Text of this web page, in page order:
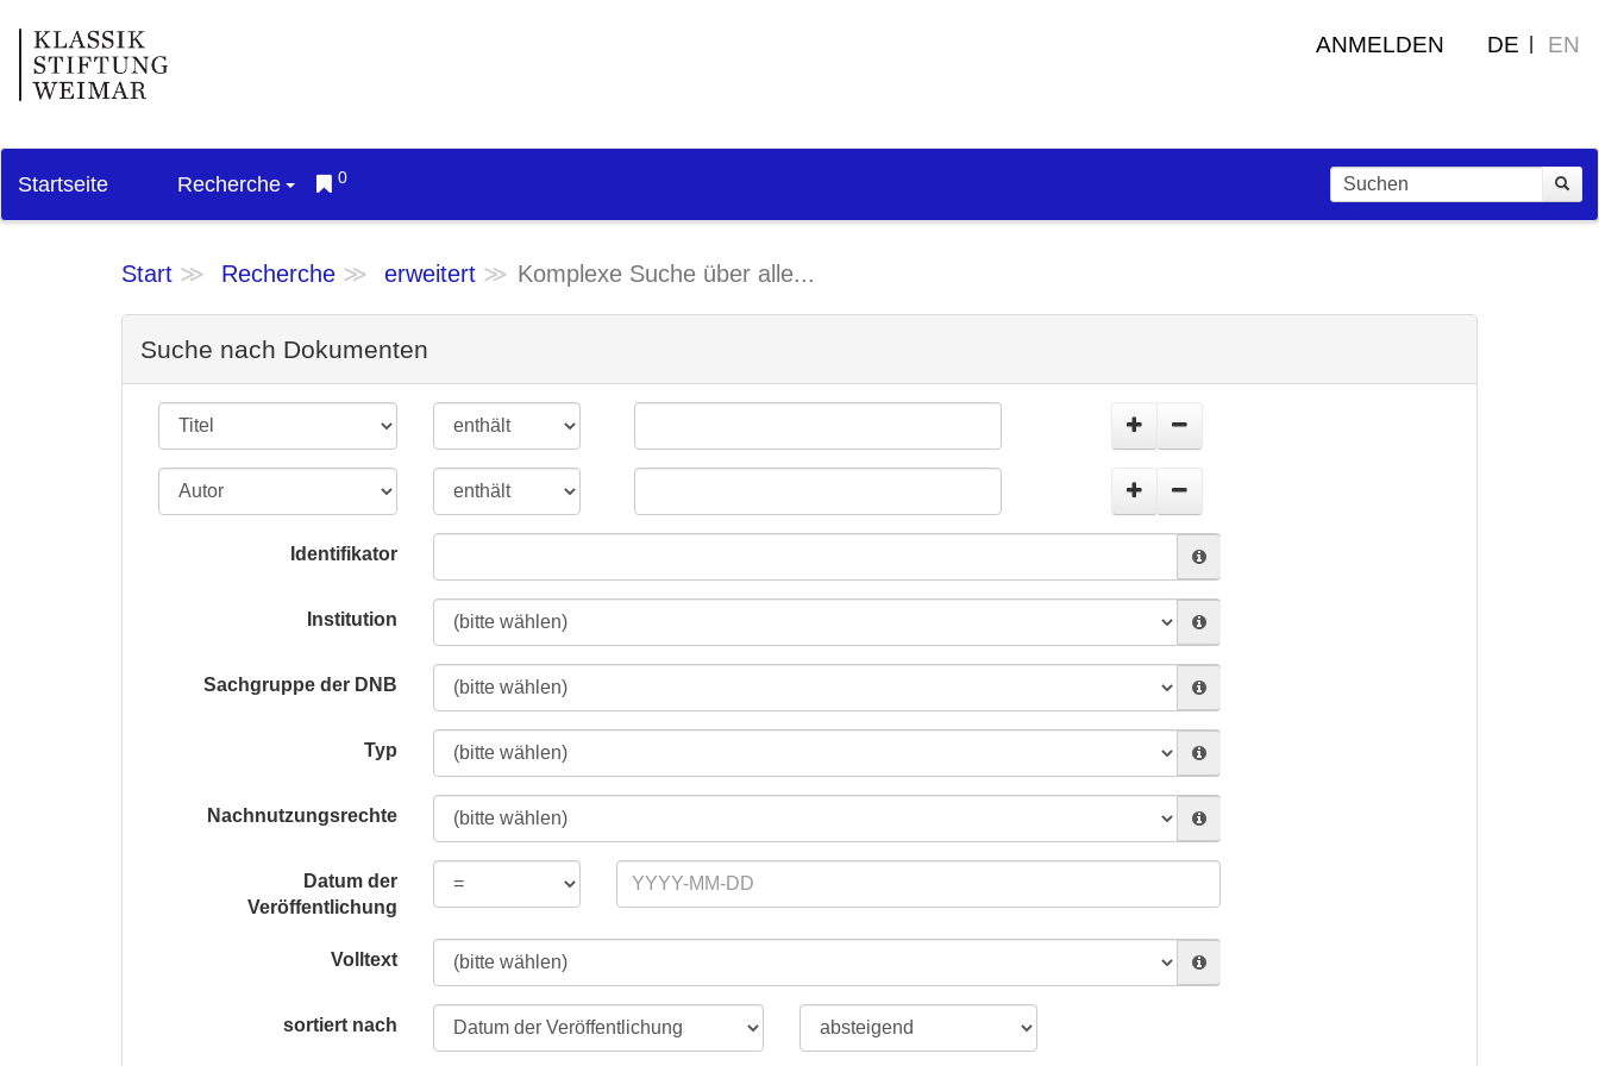
ANMELDEN DE EN
Startseite Recherche 0
Start Recherche erweitert Komplexe Suche über alle...
Suche nach Dokumenten
Identifikator
Institution
Sachgruppe der DNB
Typ
Nachnutzungsrechte
Datum der
Veröffentlichung
Volltext
sortiert nach